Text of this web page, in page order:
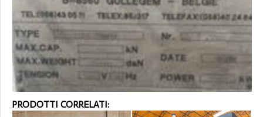
PRODOTTI CORRELATI: